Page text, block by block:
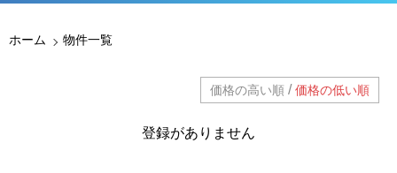
ホーム 物件一覧
価格の高い順 /価格の低い順
登録がありません